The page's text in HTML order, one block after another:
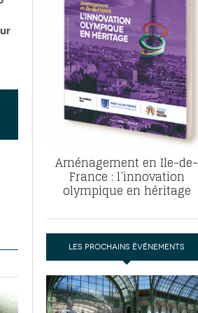
pour
ABF, ZAC : F. Vauglin détaille sa
pour l’urbanisme parisien- 17
de la tech et de la finance
marché de la location de luxe-
Aménagement en Ile-de-
France : l’innovation
olympique en héritage
LES PROCHAINS ÉVÉNEMENTS